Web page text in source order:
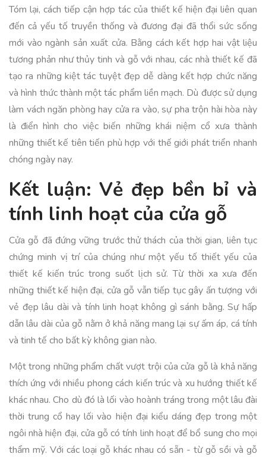
Tóm lại, cách tiếp cận hợp tác của thiết kế hiện đại liên quan
đến cả yếu tố truyền thống và đương đại đã thổi sức sống
mới vào ngành sản xuất cửa. Bằng cách kết hợp hai vật liệu
tương phản như thủy tinh và gỗ với nhau, các nhà thiết kế đã
tạo ra những kiệt tác tuyệt đẹp dễ dàng kết hợp chức năng
và hình thức thành một tác phẩm liền mạch. Dù được sử dụng
làm vách ngăn phòng hay cửa ra vào, sự pha trộn hài hòa này
là điển hình cho việc biến những khái niệm cổ xưa thành
những thiết kế tiên tiến phù hợp với thế giới phát triển nhanh
chóng ngày nay.
Kết luận: Vẻ đẹp bền bỉ và
tính linh hoạt của cửa gỗ
Cửa gỗ đã đứng vững trước thử thách của thời gian, liên tục
chứng minh vị trí của chúng như một yếu tố thiết yếu của
thiết kế kiến trúc trong suốt lịch sử. Từ thời xa xưa đến
những thiết kế hiện đại, cửa gỗ vẫn tiếp tục gây ấn tượng với
vẻ đẹp lâu dài và tính linh hoạt không gì sánh bằng. Sự hấp
dẫn lâu dài của gỗ nằm ở khả năng mang lại sự ấm áp, cá tính
và tinh tế cho bất kỳ không gian nào.
Một trong những phẩm chất vượt trội của cửa gỗ là khả năng
thích ứng với nhiều phong cách kiến trúc và xu hướng thiết kế
khác nhau. Cho dù đó là lối vào hoành tráng trong một lâu đài
thời trung cổ hay lối vào hiện đại kiểu dáng đẹp trong một
ngôi nhà hiện đại, cửa gỗ có tính linh hoạt để bổ sung cho mọi
thẩm mỹ. Với các loại gỗ khác nhau có sẵn - từ gỗ sồi và gỗ